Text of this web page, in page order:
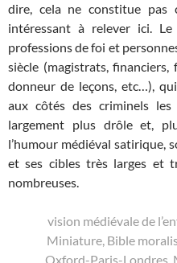
dire, cela ne constitue
intéressant à relever ici.
professions de foi et
siècle (magistrats,
donneur de leçons, etc…),
aux côtés des criminels
largement plus drôle et,
l’humour médiéval satirique,
et ses cibles très larges et
nombreuses.
vision médiévale de
Miniature, Bible
Oxford-Paris-Londres,